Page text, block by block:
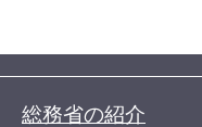
総務省の紹介